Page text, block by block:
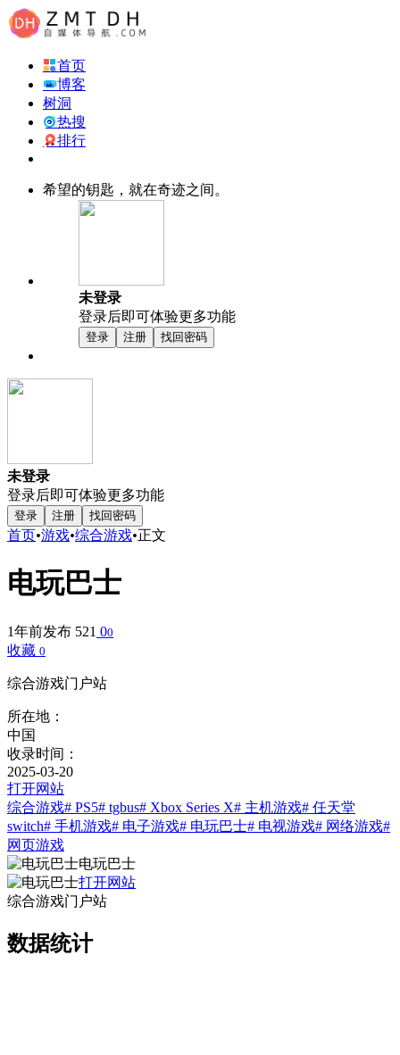
首页
博客
树洞
热搜
排行
希望的钥匙，就在奇迹之间。
未登录
登录后即可体验更多功能
登录 注册 找回密码
未登录
登录后即可体验更多功能
登录 注册 找回密码
首页•游戏•综合游戏•正文
电玩巴士
1年前发布 521 00
收藏 0
综合游戏门户站
所在地：
中国
收录时间：
2025-03-20
打开网站
综合游戏# PS5# tgbus# Xbox Series X# 主机游戏# 任天堂
switch# 手机游戏# 电子游戏# 电玩巴士# 电视游戏# 网络游戏#
网页游戏
电玩巴士
打开网站
综合游戏门户站
数据统计